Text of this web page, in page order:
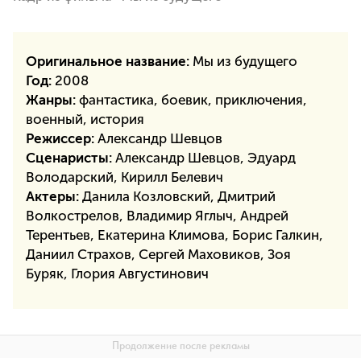
Оригинальное название: Мы из будущего
Год: 2008
Жанры: фантастика, боевик, приключения,
военный, история
Режиссер: Александр Шевцов
Сценаристы: Александр Шевцов, Эдуард
Володарский, Кирилл Белевич
Актеры: Данила Козловский, Дмитрий
Волкострелов, Владимир Яглыч, Андрей
Терентьев, Екатерина Климова, Борис Галкин,
Даниил Страхов, Сергей Маховиков, Зоя
Буряк, Глория Августинович